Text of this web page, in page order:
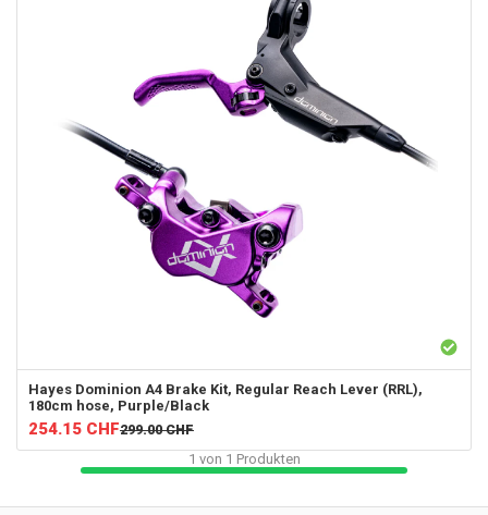
Hayes Dominion A4 Brake Kit, Regular Reach Lever (RRL),
180cm hose, Purple/Black
254.15 CHF299.00 CHF
1 von 1 Produkten